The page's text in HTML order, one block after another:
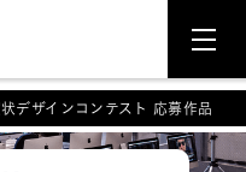
デザインコンテスト 応募作品